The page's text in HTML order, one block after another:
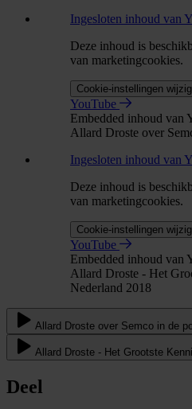
Ingesloten inhoud van
Deze inhoud is
van marketingcookies.
Cookie-instellingen
YouTube
Embedded inhoud van
Allard Droste over
Ingesloten inhoud van
Deze inhoud is
van marketingcookies.
Cookie-instellingen
YouTube
Embedded inhoud van
Allard Droste - Het
Nederland 2018
Allard Droste over Semco in de
Allard Droste - Het Grootste
Deel